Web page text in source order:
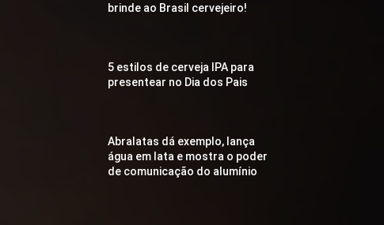
brinde ao Brasil cervejeiro!
5 estilos de cerveja IPA para
presentear no Dia dos Pais
Abralatas dá exemplo, lança
água em lata e mostra o poder
de comunicação do alumínio